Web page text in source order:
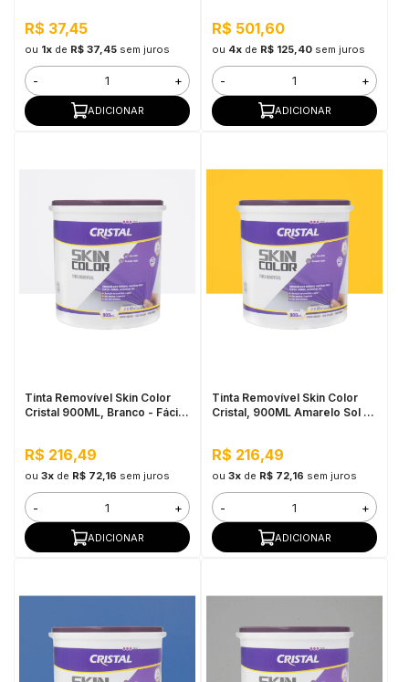
Paisagismo Decorativo
R$ 37,45
ou 1xde R$ 37,45 sem juros
- +
ADICIONAR
R$ 501,60
ou 4xde R$ 125,40 sem juros
- +
ADICIONAR
Tinta Removível Skin Color
Cristal 900ML, Branco - Fácil
R$ 216,49
ou 3xde R$ 72,16 sem juros
- +
ADICIONAR
Tinta Removível Skin Color
Cristal, 900ML Amarelo Sol -
R$ 216,49
ou 3xde R$ 72,16 sem juros
- +
ADICIONAR